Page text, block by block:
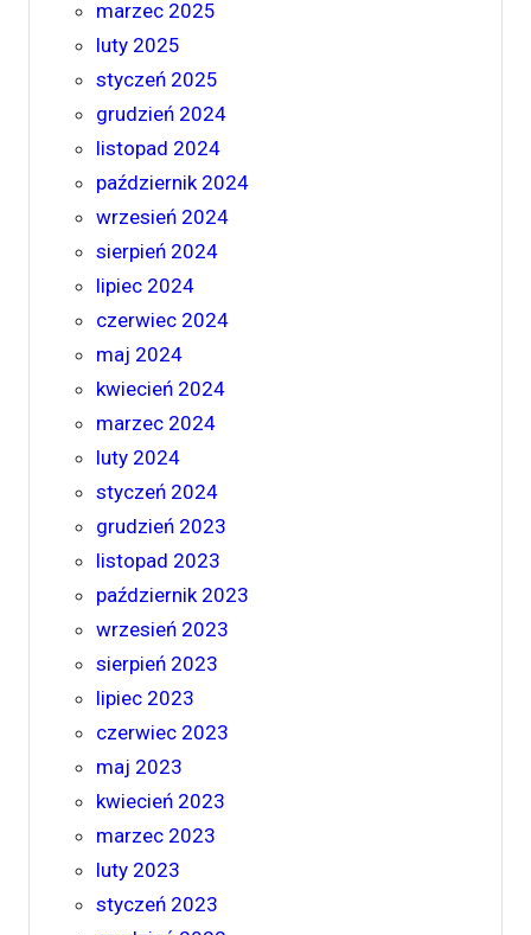
marzec 2025
luty 2025
styczeń 2025
grudzień 2024
listopad 2024
październik 2024
wrzesień 2024
sierpień 2024
lipiec 2024
czerwiec 2024
maj 2024
kwiecień 2024
marzec 2024
luty 2024
styczeń 2024
grudzień 2023
listopad 2023
październik 2023
wrzesień 2023
sierpień 2023
lipiec 2023
czerwiec 2023
maj 2023
kwiecień 2023
marzec 2023
luty 2023
styczeń 2023